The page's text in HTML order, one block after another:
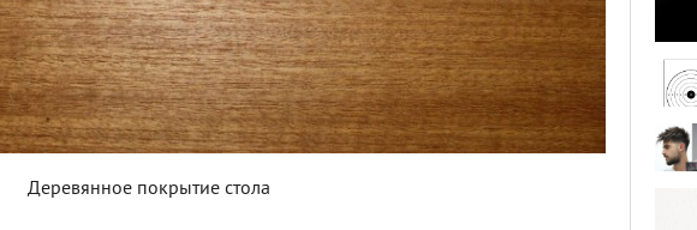
Деревянное покрытие стола